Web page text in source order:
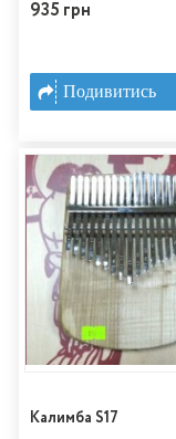
935 грн
Подивитись
Калимба S17